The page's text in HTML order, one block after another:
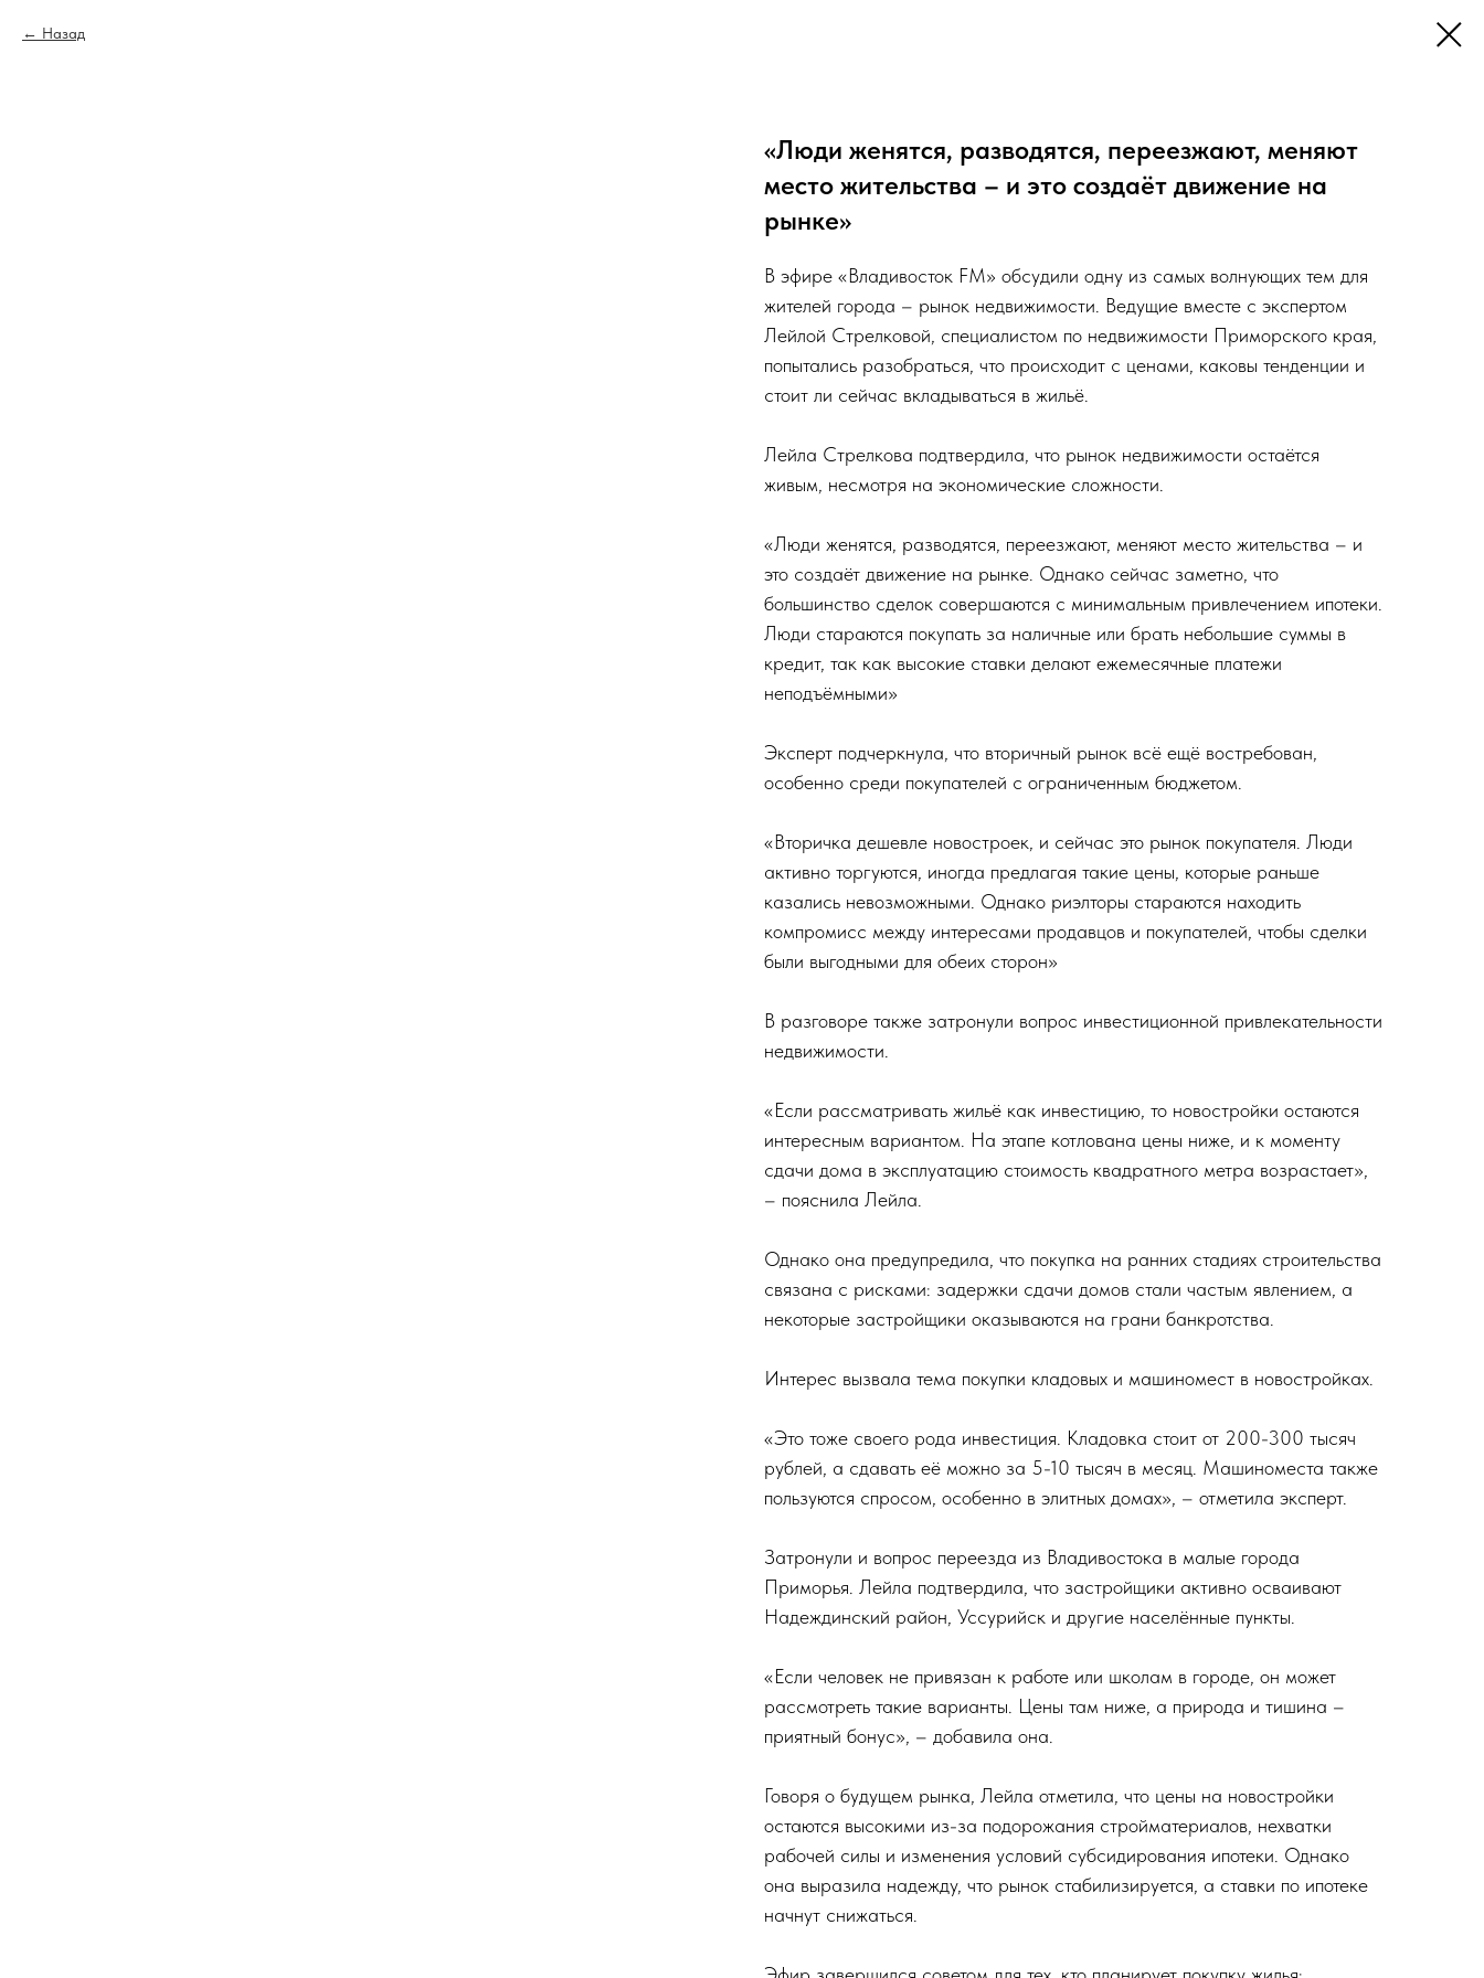
Назад
«Люди женятся, разводятся, переезжают, меняют
место жительства – и это создаёт движение на
рынке»
В эфире «Владивосток FM» обсудили одну из самых волнующих тем для
жителей города – рынок недвижимости. Ведущие вместе с экспертом
Лейлой Стрелковой, специалистом по недвижимости Приморского края,
попытались разобраться, что происходит с ценами, каковы тенденции и
стоит ли сейчас вкладываться в жильё.
Лейла Стрелкова подтвердила, что рынок недвижимости остаётся
живым, несмотря на экономические сложности.
«Люди женятся, разводятся, переезжают, меняют место жительства – и
это создаёт движение на рынке. Однако сейчас заметно, что
большинство сделок совершаются с минимальным привлечением ипотеки.
Люди стараются покупать за наличные или брать небольшие суммы в
кредит, так как высокие ставки делают ежемесячные платежи
неподъёмными»
Эксперт подчеркнула, что вторичный рынок всё ещё востребован,
особенно среди покупателей с ограниченным бюджетом.
«Вторичка дешевле новостроек, и сейчас это рынок покупателя. Люди
активно торгуются, иногда предлагая такие цены, которые раньше
казались невозможными. Однако риэлторы стараются находить
компромисс между интересами продавцов и покупателей, чтобы сделки
были выгодными для обеих сторон»
В разговоре также затронули вопрос инвестиционной привлекательности
недвижимости.
«Если рассматривать жильё как инвестицию, то новостройки остаются
интересным вариантом. На этапе котлована цены ниже, и к моменту
сдачи дома в эксплуатацию стоимость квадратного метра возрастает»,
– пояснила Лейла.
Однако она предупредила, что покупка на ранних стадиях строительства
связана с рисками: задержки сдачи домов стали частым явлением, а
некоторые застройщики оказываются на грани банкротства.
Интерес вызвала тема покупки кладовых и машиномест в новостройках.
«Это тоже своего рода инвестиция. Кладовка стоит от 200-300 тысяч
рублей, а сдавать её можно за 5-10 тысяч в месяц. Машиноместа также
пользуются спросом, особенно в элитных домах», – отметила эксперт.
Затронули и вопрос переезда из Владивостока в малые города
Приморья. Лейла подтвердила, что застройщики активно осваивают
Надеждинский район, Уссурийск и другие населённые пункты.
«Если человек не привязан к работе или школам в городе, он может
рассмотреть такие варианты. Цены там ниже, а природа и тишина –
приятный бонус», – добавила она.
Говоря о будущем рынка, Лейла отметила, что цены на новостройки
остаются высокими из-за подорожания стройматериалов, нехватки
рабочей силы и изменения условий субсидирования ипотеки. Однако
она выразила надежду, что рынок стабилизируется, а ставки по ипотеке
начнут снижаться.